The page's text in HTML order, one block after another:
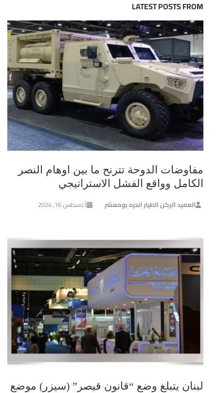
LATEST POSTS FROM
مفاوضات الدوحة تترنح ما بين اوهام النصر
الكامل وواقع الفشل الاستراتيجي
العميد الركن الطيار اندره بومعشر أغسطس 16, 2024
لبنان يتبلغ وضع “قانون قيصر” (سيزر) موضع